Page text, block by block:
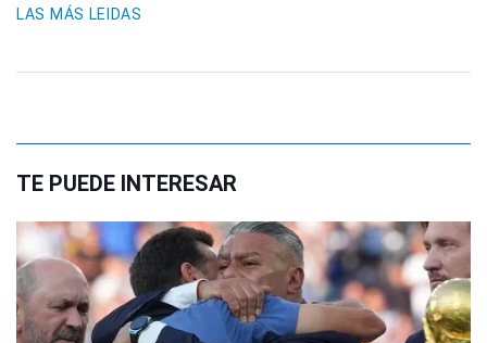
LAS MÁS LEIDAS
TE PUEDE INTERESAR